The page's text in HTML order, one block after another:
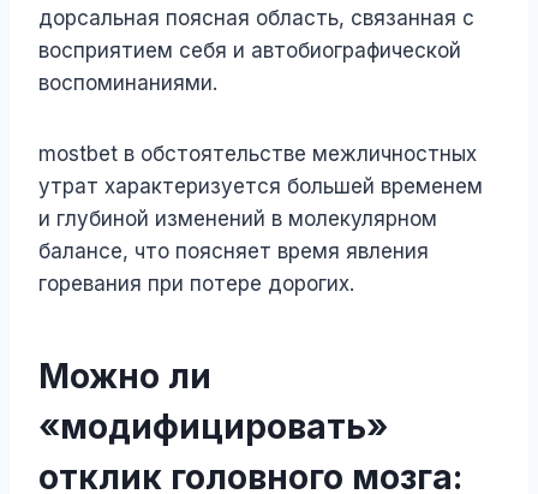
дорсальная поясная область, связанная с
восприятием себя и автобиографической
воспоминаниями.
mostbet в обстоятельстве межличностных
утрат характеризуется большей временем
и глубиной изменений в молекулярном
балансе, что поясняет время явления
горевания при потере дорогих.
Можно ли
«модифицировать»
отклик головного мозга: